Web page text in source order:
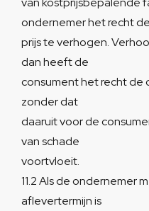
ondernemer het recht de
prijs te verhogen.
dan heeft de
consument het recht de
zonder dat
daaruit voor de
van schade
voortvloeit.
11.2 Als de ondernemer
aflevertermijn is